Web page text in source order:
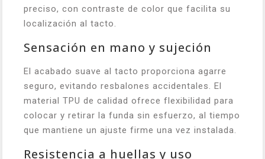
preciso, con contraste de color que facilita su
localización al tacto.
Sensación en mano y sujeción
El acabado suave al tacto proporciona agarre
seguro, evitando resbalones accidentales. El
material TPU de calidad ofrece flexibilidad para
colocar y retirar la funda sin esfuerzo, al tiempo
que mantiene un ajuste firme una vez instalada.
Resistencia a huellas y uso